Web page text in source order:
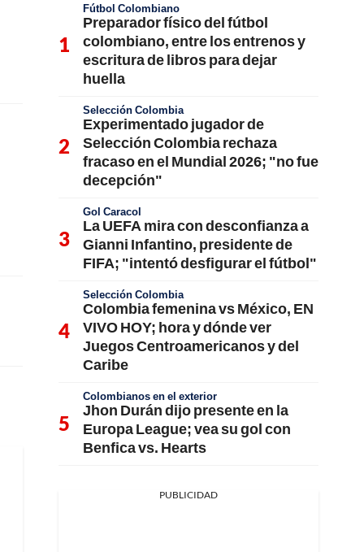
Fútbol Colombiano
Preparador físico del fútbol
colombiano, entre los entrenos y
escritura de libros para dejar
huella
Selección Colombia
Experimentado jugador de
Selección Colombia rechaza
fracaso en el Mundial 2026; "no fue
decepción"
Gol Caracol
La UEFA mira con desconfianza a
Gianni Infantino, presidente de
FIFA; "intentó desfigurar el fútbol"
Selección Colombia
Colombia femenina vs México, EN
VIVO HOY; hora y dónde ver
Juegos Centroamericanos y del
Caribe
Colombianos en el exterior
Jhon Durán dijo presente en la
Europa League; vea su gol con
Benfica vs. Hearts
PUBLICIDAD